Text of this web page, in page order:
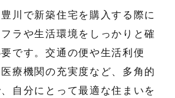
川で新築住宅を購入する際に
ラや生活環境をしっかりと確
です。交通の便や生活利便
療機関の充実度など、多角的
自分にとって最適な住まいを